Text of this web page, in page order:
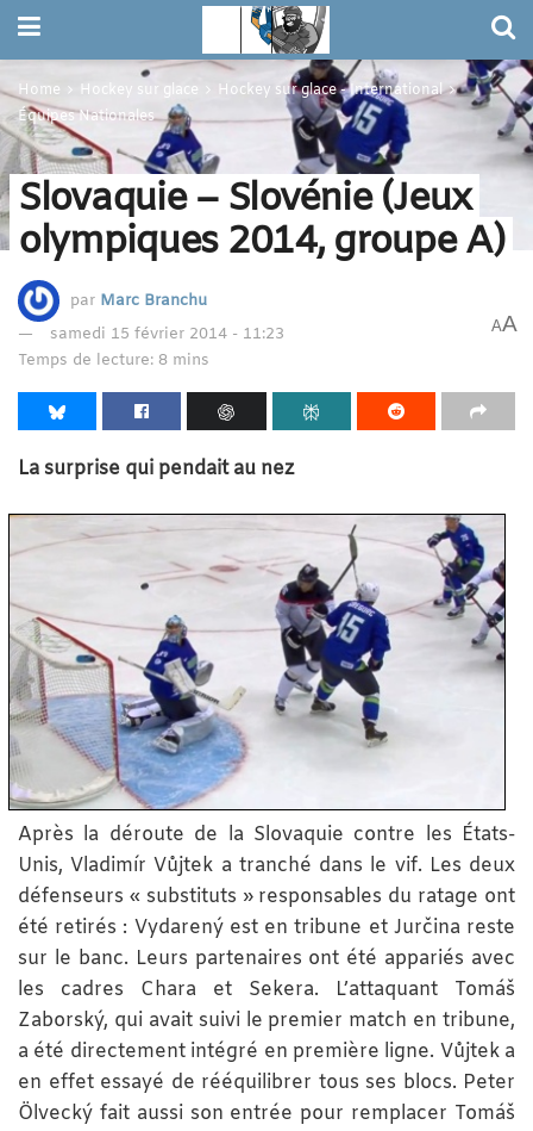
Home Hockey sur glace
Hockey sur glace - International
Équipes Nationales
Slovaquie – Slovénie (Jeux
olympiques 2014, groupe A)
par Marc Branchu
samedi 15 février 2014 - 11:23
Temps de lecture: 8 mins
AA
La surprise qui pendait au nez
Après la déroute de la Slovaquie contre les États-
Unis, Vladimír Vůjtek a tranché dans le vif. Les deux
défenseurs « substituts » responsables du ratage ont
été retirés : Vydarený est en tribune et Jurčina reste
sur le banc. Leurs partenaires ont été appariés avec
les cadres Chara et Sekera. L’attaquant Tomáš
Zaborský, qui avait suivi le premier match en tribune,
a été directement intégré en première ligne. Vůjtek a
en effet essayé de rééquilibrer tous ses blocs. Peter
Ölvecký fait aussi son entrée pour remplacer Tomáš